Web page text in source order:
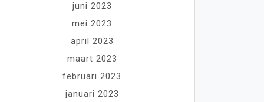
juni 2023
mei 2023
april 2023
maart 2023
februari 2023
januari 2023